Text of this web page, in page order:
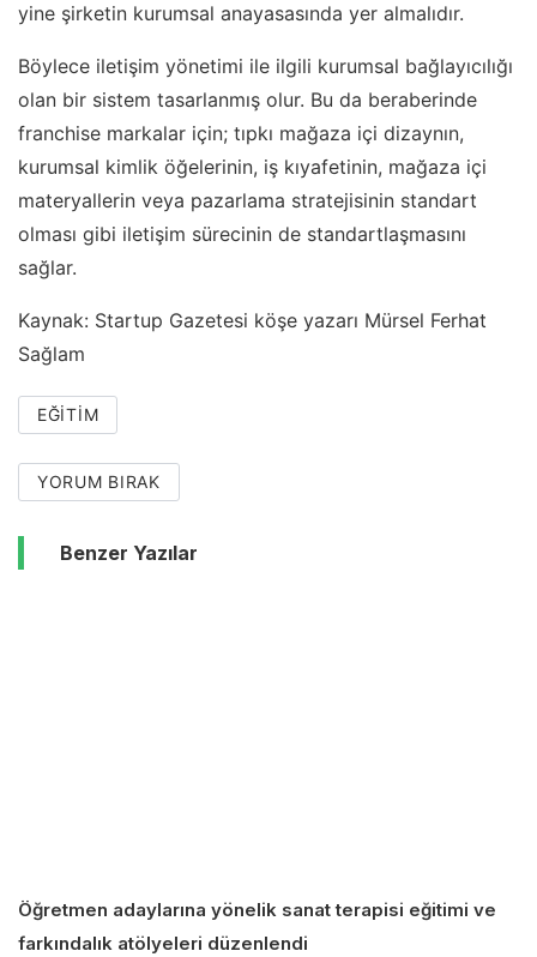
yine şirketin kurumsal anayasasında yer almalıdır.
Böylece iletişim yönetimi ile ilgili kurumsal bağlayıcılığı
olan bir sistem tasarlanmış olur. Bu da beraberinde
franchise markalar için; tıpkı mağaza içi dizaynın,
kurumsal kimlik öğelerinin, iş kıyafetinin, mağaza içi
materyallerin veya pazarlama stratejisinin standart
olması gibi iletişim sürecinin de standartlaşmasını
sağlar.
Kaynak: Startup Gazetesi köşe yazarı Mürsel Ferhat
Sağlam
EĞITIM
YORUM BIRAK
Benzer Yazılar
Öğretmen adaylarına yönelik sanat terapisi eğitimi ve
farkındalık atölyeleri düzenlendi